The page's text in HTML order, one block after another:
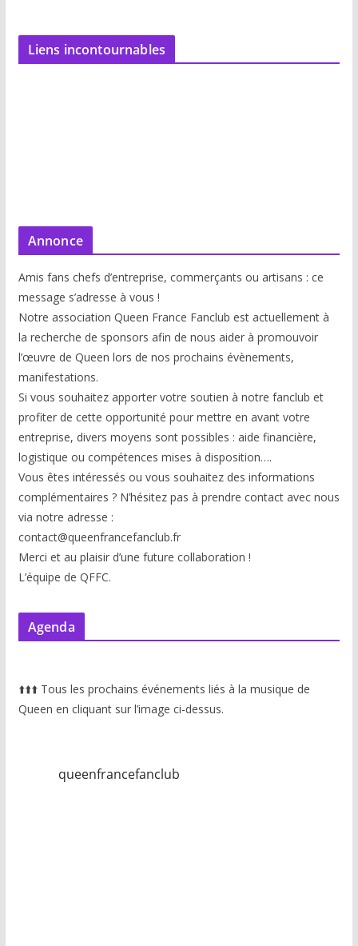
Liens incontournables
Annonce
Amis fans chefs d’entreprise, commerçants ou artisans : ce
message s’adresse à vous !
Notre association Queen France Fanclub est actuellement à
la recherche de sponsors afin de nous aider à promouvoir
l’œuvre de Queen lors de nos prochains évènements,
manifestations.
Si vous souhaitez apporter votre soutien à notre fanclub et
profiter de cette opportunité pour mettre en avant votre
entreprise, divers moyens sont possibles : aide financière,
logistique ou compétences mises à disposition….
Vous êtes intéressés ou vous souhaitez des informations
complémentaires ? N’hésitez pas à prendre contact avec nous
via notre adresse :
contact@queenfrancefanclub.fr
Merci et au plaisir d’une future collaboration !
L’équipe de QFFC.
Agenda
⬆️⬆️⬆️ Tous les prochains événements liés à la musique de
Queen en cliquant sur l’image ci-dessus.
queenfrancefanclub